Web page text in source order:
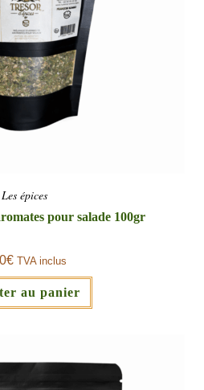
Les épices
pour salade 100gr
€ TVA inclus
au panier